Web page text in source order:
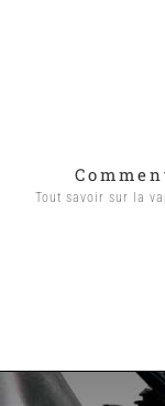
Tout savoir sur la